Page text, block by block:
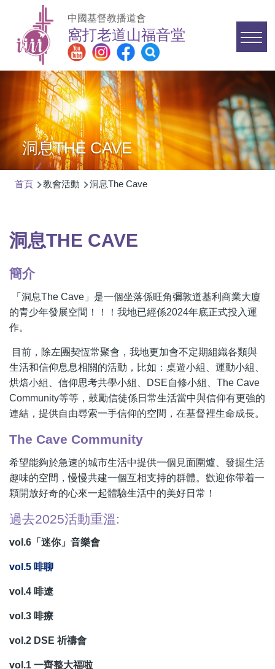
移至主內容
中國基督教播道會
窩打老道山福音堂
Main
navigation
洞息THE CAVE
連
首頁 教會活動 洞息The Cave
洞息THE CAVE
簡介
「洞息The Cave」是一個坐落係旺角彌敦道基利商業大廈
的青少年發展空間！！！我地已經係2024年底正式投入運
作。
目前，除左團契恆常聚會，我地更加會不定期組織各類與
生活和信仰息息相關的活動，比如：桌遊小組、運動小組、
烘焙小組、信仰思考共學小組、DSE自修小組、The Cave
Community等等，鼓勵信徒係日常生活當中與信仰有更強的
連結，提供自由尋索一手信仰的空間，在基督裡生命成長。
The Cave Community
希望能夠於急速的城市生活中提供一個見面圍爐、發掘生活
趣味的空間，慢慢共建一個互相支持的群體。歡迎你帶着一
顆開放好奇的心來一起體驗生活中的美好日常！
過去2025活動重溫:
vol.6「迷你」音樂會
vol.5 啡聊
vol.4 啡遼
vol.3 啡療
vol.2 DSE 祈禱會
vol.1 一齊整大福啦